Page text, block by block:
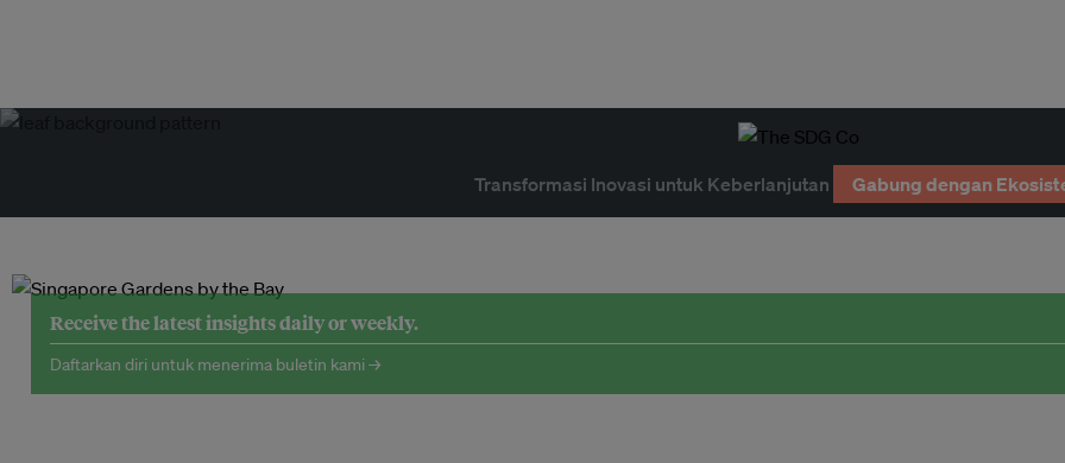
Transformasi Inovasi untuk Keberlanjutan Gabung dengan
Receive the latest insights daily or weekly.
Daftarkan diri untuk menerima buletin kami →